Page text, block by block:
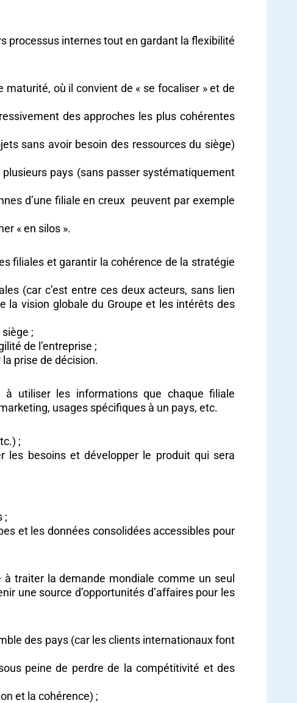
processus internes tout en gardant la flexibilité
où il convient de « se focaliser » et de
des approches les plus cohérentes
sans avoir besoin des ressources du siège)
pays (sans passer systématiquement
d’une filiale en creux peuvent par exemple
« en silos ».
filiales et garantir la cohérence de la stratégie
(car c’est entre ces deux acteurs, sans lien
la vision globale du Groupe et les intérêts des
;
de l’entreprise ;
prise de décision.
à utiliser les informations que chaque filiale
usages spécifiques à un pays, etc.
;
les besoins et développer le produit qui sera
;
et les données consolidées accessibles pour
traiter la demande mondiale comme un seul
une source d’opportunités d’affaires pour les
des pays (car les clients internationaux font
peine de perdre de la compétitivité et des
et la cohérence) ;